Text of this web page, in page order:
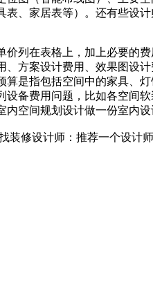
、家居表等）。还有些设
价列在表格上，加上必要的
方案设计费用、效果图设
算是指包括空间中的家具、
备费用问题，比如各空间
空间规划设计做一份室内设
装修设计师：推荐一个设计师